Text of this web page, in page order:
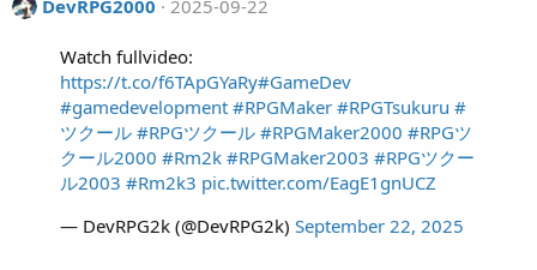
DevRPG2000 2025-09-22
Watch fullvideo:
https://t.co/f6TApGYaRy#GameDev
#gamedevelopment #RPGMaker #RPGTsukuru #
ツクール #RPGツクール #RPGMaker2000 #RPGツ
クール2000 #Rm2k #RPGMaker2003 #RPGツクー
ル2003 #Rm2k3 pic.twitter.com/EagE1gnUCZ
— DevRPG2k (@DevRPG2k) September 22, 2025